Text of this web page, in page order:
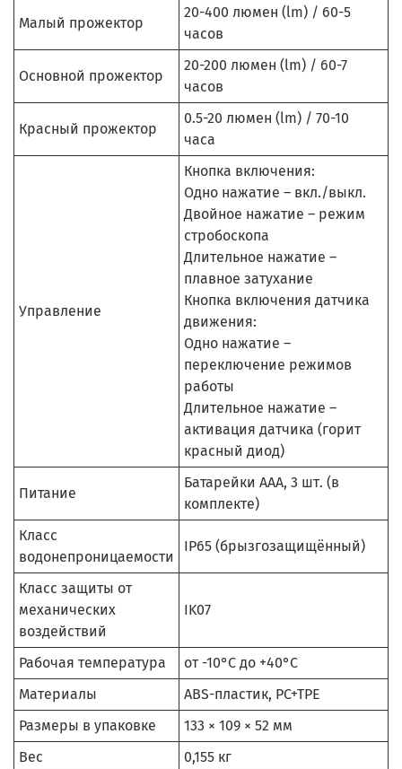
Малый прожектор
20-400 люмен (lm) / 60-5
часов
Основной прожектор
20-200 люмен (lm) / 60-7
часов
Красный прожектор
0.5-20 люмен (lm) / 70-10
часа
Управление
Кнопка включения:
Одно нажатие – вкл./выкл.
Двойное нажатие – режим
стробоскопа
Длительное нажатие –
плавное затухание
Кнопка включения датчика
движения:
Одно нажатие –
переключение режимов
работы
Длительное нажатие –
активация датчика (горит
красный диод)
Питание
Батарейки ААА, 3 шт. (в
комплекте)
Класс
водонепроницаемости
IP65 (брызгозащищённый)
Класс защиты от
механических
воздействий
IK07
Рабочая температура
от -10°C до +40°C
Материалы
ABS-пластик, PC+TPE
Размеры в упаковке
133 × 109 × 52 мм
Вес
0,155 кг